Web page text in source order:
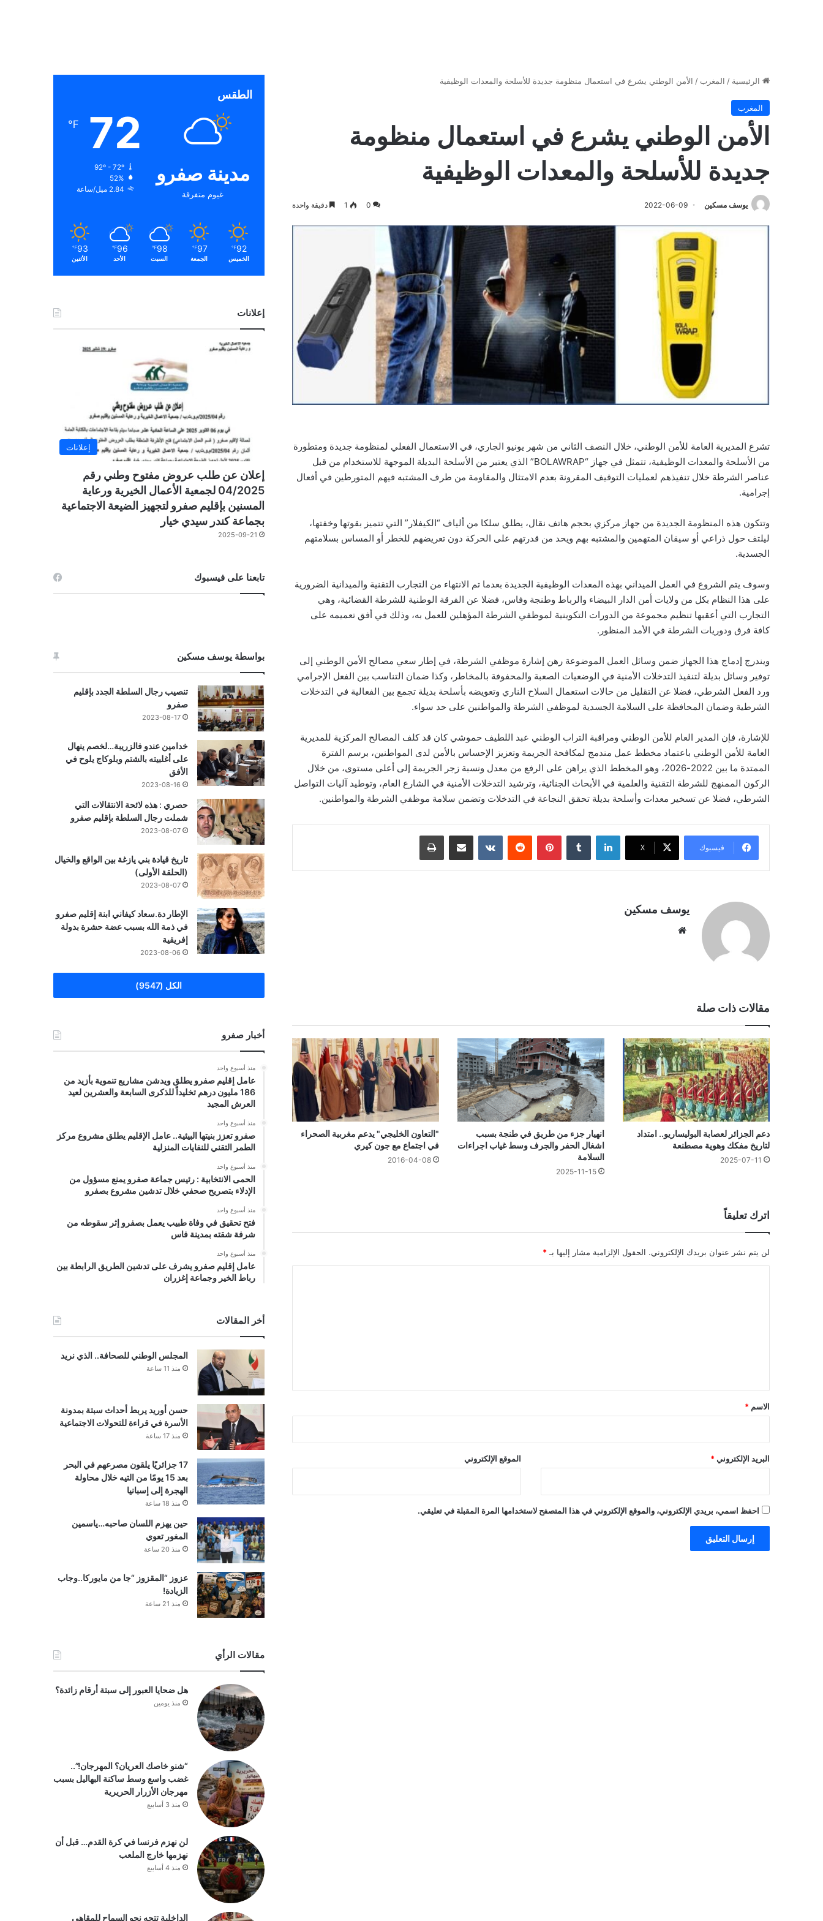
الرئيسية / المغرب / الأمن الوطني يشرع في استعمال منظومة جديدة للأسلحة والمعدات الوظيفية
المغرب
الأمن الوطني يشرع في استعمال منظومة
جديدة للأسلحة والمعدات الوظيفية
يوسف مسكين 2022-06-09
0
1 دقيقة واحدة
تشرع المديرية العامة للأمن الوطني، خلال النصف الثاني من شهر يونيو الجاري، في الاستعمال الفعلي لمنظومة جديدة ومتطورة
من الأسلحة والمعدات الوظيفية، تتمثل في جهاز “BOLAWRAP” الذي يعتبر من الأسلحة البديلة الموجهة للاستخدام من قبل
عناصر الشرطة خلال تنفيذهم لعمليات التوقيف المقرونة بعدم الامتثال والمقاومة من طرف المشتبه فيهم المتورطين في أفعال
إجرامية.
وتتكون هذه المنظومة الجديدة من جهاز مركزي بحجم هاتف نقال، يطلق سلكا من ألياف “الكيفلار” التي تتميز بقوتها وخفتها،
ليلتف حول ذراعي أو سيقان المتهمين والمشتبه بهم ويحد من قدرتهم على الحركة دون تعريضهم للخطر أو المساس بسلامتهم
الجسدية.
وسوف يتم الشروع في العمل الميداني بهذه المعدات الوظيفية الجديدة بعدما تم الانتهاء من التجارب التقنية والميدانية الضرورية
على هذا النظام بكل من ولايات أمن الدار البيضاء والرباط وطنجة وفاس، فضلا عن الفرقة الوطنية للشرطة القضائية، وهي
التجارب التي أعقبها تنظيم مجموعة من الدورات التكوينية لموظفي الشرطة المؤهلين للعمل به، وذلك في أفق تعميمه على
كافة فرق ودوريات الشرطة في الأمد المنظور.
ويندرج إدماج هذا الجهاز ضمن وسائل العمل الموضوعة رهن إشارة موظفي الشرطة، في إطار سعي مصالح الأمن الوطني إلى
توفير وسائل بديلة لتنفيذ التدخلات الأمنية في الوضعيات الصعبة والمحفوفة بالمخاطر، وكذا ضمان التناسب بين الفعل الإجرامي
ورد الفعل الشرطي، فضلا عن التقليل من حالات استعمال السلاح الناري وتعويضه بأسلحة بديلة تجمع بين الفعالية في التدخلات
الشرطية وضمان المحافظة على السلامة الجسدية لموظفي الشرطة والمواطنين على حد سواء.
للإشارة، فإن المدير العام للأمن الوطني ومراقبة التراب الوطني عبد اللطيف حموشي كان قد كلف المصالح المركزية للمديرية
العامة للأمن الوطني باعتماد مخطط عمل مندمج لمكافحة الجريمة وتعزيز الإحساس بالأمن لدى المواطنين، برسم الفترة
الممتدة ما بين 2022-2026، وهو المخطط الذي يراهن على الرفع من معدل ونسبة زجر الجريمة إلى أعلى مستوى، من خلال
الركون الممنهج للشرطة التقنية والعلمية في الأبحاث الجنائية، وترشيد التدخلات الأمنية في الشارع العام، وتوطيد آليات التواصل
الشرطي، فضلا عن تسخير معدات وأسلحة بديلة تحقق النجاعة في التدخلات وتضمن سلامة موظفي الشرطة والمواطنين.
فيسبوك ‫X
لينكدإن بينتيريست مشاركة عبر البريد طباعة
يوسف مسكين
مقالات ذات صلة
دعم الجزائر لعصابة البوليساريو.. امتداد
لتاريخ مفكك وهوية مصطنعة
2025-07-11
انهيار جزء من طريق في طنجة بسبب
اشغال الحفر والجرف وسط غياب اجراءات
السلامة
2025-11-15
"التعاون الخليجي" يدعم مغربية الصحراء
في اجتماع مع جون كيري
2016-04-08
اترك تعليقاً
لن يتم نشر عنوان بريدك الإلكتروني. الحقول الإلزامية مشار إليها بـ *
*
الاسم *
البريد الإلكتروني * الموقع الإلكتروني
احفظ اسمي، بريدي الإلكتروني، والموقع الإلكتروني في هذا المتصفح لاستخدامها المرة المقبلة في تعليقي.
الطقس
مدينة صفرو
غيوم متفرقة
72
℉
92º - 72º
52%
2.84 ميل/ساعة
92
℉
الخميس
97
℉
الجمعة
98
℉
السبت
96
℉
الأحد
93
℉
الأثنين
إعلانات
إعلانات
إعلان عن طلب عروض مفتوح وطني رقم
04/2025 لجمعية الأعمال الخيرية ورعاية
المسنين بإقليم صفرو لتجهيز الضيعة الاجتماعية
بجماعة كندر سيدي خيار
2025-09-21
تابعنا على فيسبوك
بواسطة يوسف مسكين
تنصيب رجال السلطة الجدد بإقليم
صفرو
2023-08-17
خدامين عندو فالزريبة…لخصم ينهال
على أغلبيته بالشتم وبلوكاج يلوح في
الأفق
2023-08-16
حصري : هذه لائحة الانتقالات التي
شملت رجال السلطة بإقليم صفرو
2023-08-07
تاريخ قيادة بني يازغة بين الواقع والخيال
(الحلقة الأولى)
2023-08-07
الإطار دة.سعاد كيفاني ابنة إقليم صفرو
في ذمة الله بسبب عضة حشرة بدولة
إفريقية
2023-08-06
الكل (9547)
أخبار صفرو
منذ أسبوع واحد
عامل إقليم صفرو يطلق ويدشن مشاريع تنموية بأزيد من
186 مليون درهم تخليداً للذكرى السابعة والعشرين لعيد
العرش المجيد
منذ أسبوع واحد
صفرو تعزز بنيتها البيئية.. عامل الإقليم يطلق مشروع مركز
الطمر التقني للنفايات المنزلية
منذ أسبوع واحد
الحمى الانتخابية : رئيس جماعة صفرو يمنع مسؤول من
الإدلاء بتصريح صحفي خلال تدشين مشروع بصفرو
منذ أسبوع واحد
فتح تحقيق في وفاة طبيب يعمل بصفرو إثر سقوطه من
شرفة شقته بمدينة فاس
منذ أسبوع واحد
عامل إقليم صفرو يشرف على تدشين الطريق الرابطة بين
رباط الخير وجماعة إغزران
أخر المقالات
المجلس الوطني للصحافة.. الذي نريد
منذ 11 ساعة
حسن أوريد يربط أحداث سبتة بمدونة
الأسرة في قراءة للتحولات الاجتماعية
منذ 17 ساعة
17 جزائريًا يلقون مصرعهم في البحر
بعد 15 يومًا من التيه خلال محاولة
الهجرة إلى إسبانيا
منذ 18 ساعة
حين يهزم اللسان صاحبه…ياسمين
المغور تعوي
منذ 20 ساعة
عزوز “المقزوز “جا من مايوركا..وجاب
الزيادة!
منذ 21 ساعة
مقالات الرأي
هل ضحايا العبور إلى سبتة أرقام زائدة؟
منذ يومين
“شنو خاصك العريان؟ المهرجان!”..
غضب واسع وسط ساكنة البهاليل بسبب
مهرجان الأزرار الحريرية
منذ 3 أسابيع
لن نهزم فرنسا في كرة القدم… قبل أن
نهزمها خارج الملعب
منذ 4 أسابيع
الداخلية تتجه نحو السماح للمقاهي